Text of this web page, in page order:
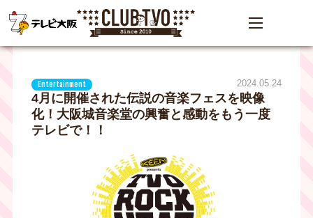
Entertainment 2024.05.24
4月に開催された伝説の音楽フェスを映像
化！大阪城音楽堂の興奮と感動をもう一度
テレビで！！